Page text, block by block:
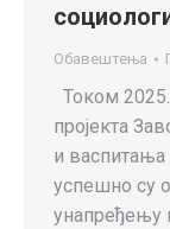
Обавештења
Током
пројекта
и васпитања
успешно су
унапређењу